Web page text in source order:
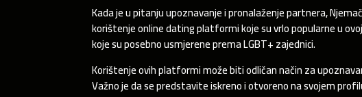
Kada je u pitanju upoznavanje i pronalaženje partnera,
korištenje online dating platformi koje su vrlo popularne u
koje su posebno usmjerene prema LGBT+ zajednici.
Korištenje ovih platformi može biti odličan način za
Važno je da se predstavite iskreno i otvoreno na svojem